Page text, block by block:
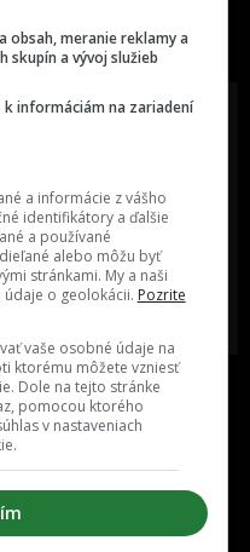
na svete
poznáš niekoho, o kom by sme
mali určite napísať?
POŠLI NÁM TIP NA ČLÁNOK
obsah, meranie reklamy a
skupín a vývoj služieb
informáciám na zariadení
a informácie z vášho
identifikátory a ďalšie
a používané
alebo môžu byť
stránkami. My a naši
o geolokácii. Pozrite
vaše osobné údaje na
ktorému môžete vzniesť
Dole na tejto stránke
pomocou ktorého
v nastaveniach